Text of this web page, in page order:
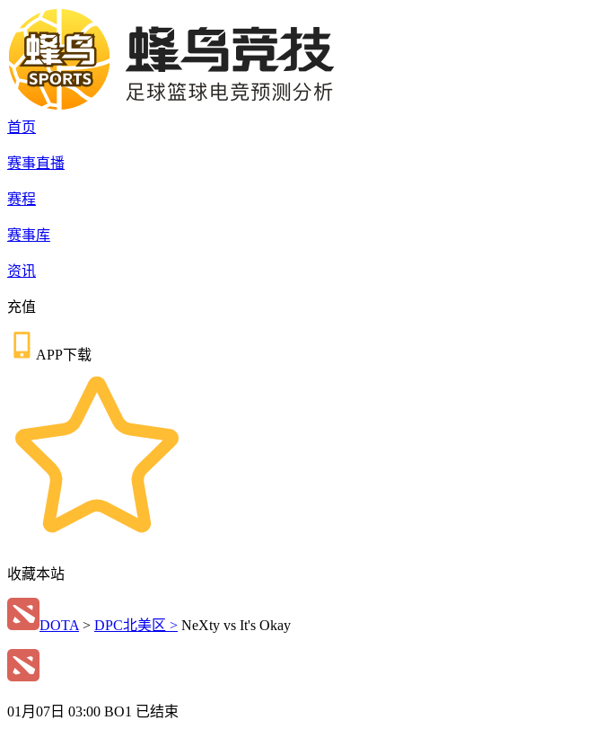
首页
赛事直播
赛程
赛事库
资讯
充值
APP下载
收藏本站
DOTA > DPC北美区 > NeXty vs It's Okay
01月07日 03:00 BO1 已结束